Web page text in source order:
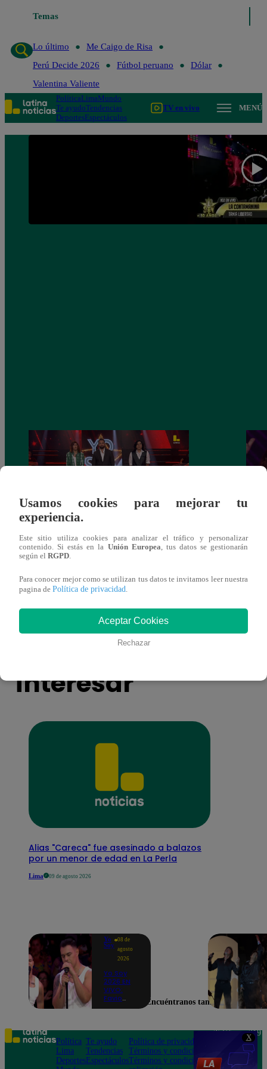
X
Temas
Lo último
Me Caigo de Risa
Perú Decide 2026
Fútbol peruano
Dólar
Valentina Valiente
PolíticaLimaMundo
Te ayudoTendencias
DeportesEspectáculos
TV en vivo MENÚ
Yo Soy GRANDES BATALLAS: ¡El
Pájaro Gómez venció a Miguel Mateos y
Yo
También te puede
interesar
Alias "Careca" fue asesinado a balazos
por un menor de edad en La Perla
Lima 09 de agosto 2026
Yo
Soy
08 de
agosto
2026
Yo Soy
2026 EN
VIVO:
Favio
Ricky
Martin y
pone a
bailar a
todos en
Usamos cookies para mejorar tu
experiencia.
Este sitio utiliza cookies para analizar el tráfico y personalizar
contenido. Si estás en la Unión Europea , tus datos se gestionarán
según el RGPD
Para conocer mejor como se utilizan tus datos te invitamos leer nuestra
pagina de Política de privacidad
Aceptar Cookies
Rechazar
Encuéntranos también en
Política
Lima
Deportes
Te ayudo
Tendencias
Espectáculos
Política de privacidad
Términos y condiciones
Términos y condiciones
Teléfono: 219
Av. San
Felipe 968